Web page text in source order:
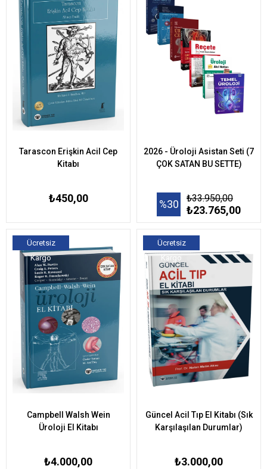
Tarascon Erişkin Acil Cep
Kitabı
₺450,00
2026 - Üroloji Asistan Seti (7
ÇOK SATAN BU SETTE)
%30 ₺33.950,00
₺23.765,00
Campbell Walsh Wein
Üroloji El Kitabı
₺4.000,00
Ücretsiz
Kargo
Güncel Acil Tıp El Kitabı (Sık
Karşılaşılan Durumlar)
₺3.000,00
Ücretsiz
Kargo